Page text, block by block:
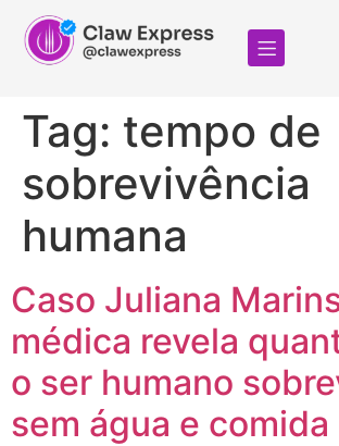
Tag: tempo de
sobrevivência
humana
Caso Juliana
médica revela
o ser humano
sem água e comida